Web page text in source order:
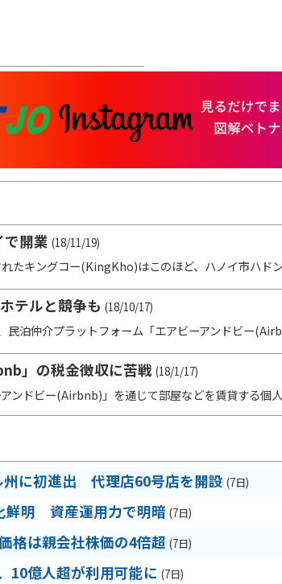
開業 (18/11/19)
たキングコー(KingKho)はこのほど、ハノイ市ハド
テルと競争も (18/10/17)
泊仲介プラットフォーム「エアビーアンドビー
」の税金徴収に苦戦 (18/1/17)
ンドビー(Airbnb)」を通じて部屋などを賃貸する個
州に初進出 代理店60号店を開設 (7日)
鮮明 資産運用力で明暗 (7日)
格は親会社株価の4倍超 (7日)
10億人超が利用可能に (7日)